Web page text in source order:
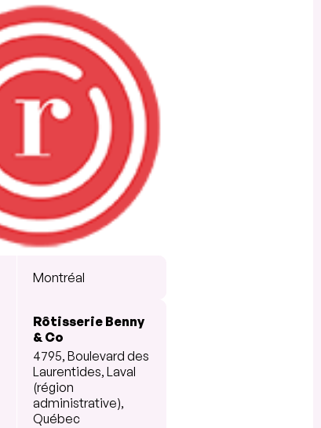
Montréal
Rôtisserie Benny
& Co
4795, Boulevard des
Laurentides, Laval
(région
administrative),
Québec